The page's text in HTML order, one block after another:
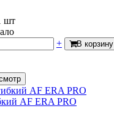
шт
+ В корзину
AF ERA PRO